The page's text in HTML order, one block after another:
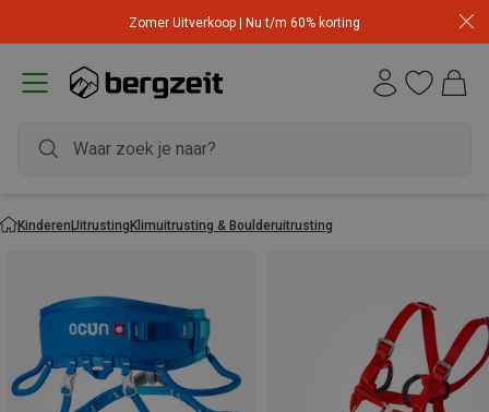
Zomer Uitverkoop | Nu t/m 60% korting
KinderenUitrustingKlimuitrusting & Boulderuitrusting